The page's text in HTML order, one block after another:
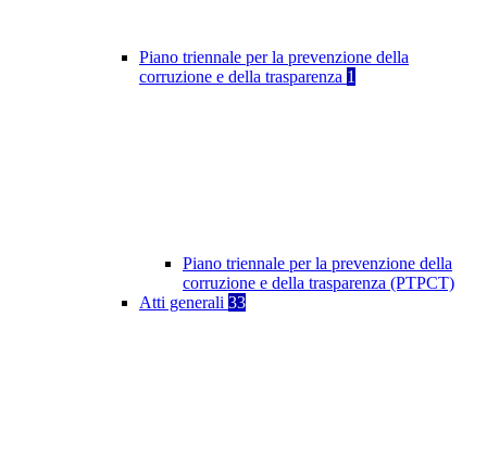
Piano triennale per la prevenzione della
corruzione e della trasparenza 1
Piano triennale per la prevenzione della
corruzione e della trasparenza (PTPCT)
Atti generali 33